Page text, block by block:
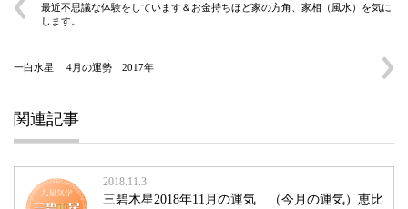
最近不思議な体験をしています＆お金持ちほど家の方角、家相（風水）を気に
します。
一白水星 4月の運勢 2017年
関連記事
2018.11.3
三碧木星2018年11月の運気 （今月の運気）恵比